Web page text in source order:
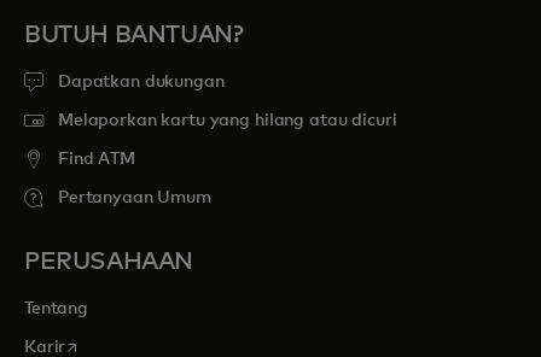
BUTUH BANTUAN?
Dapatkan dukungan
Melaporkan kartu yang hilang atau dicuri
Find ATM
Pertanyaan Umum
PERUSAHAAN
Tentang
Kariropens in a new tab